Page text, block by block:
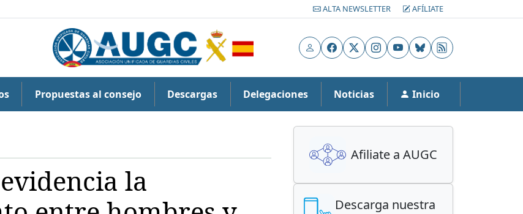
ALTA NEWSLETTER AFÍLIATE
UsuarioFacebook
X Instagram
YouTubeBluesky
RSS
Propuestas al consejo Descargas Delegaciones Noticias Inicio
la
Afiliate a AUGC
Descarga nuestra